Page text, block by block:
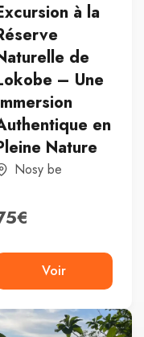
à la
de
– Une
en
Nature
Nosy be
€
Voir